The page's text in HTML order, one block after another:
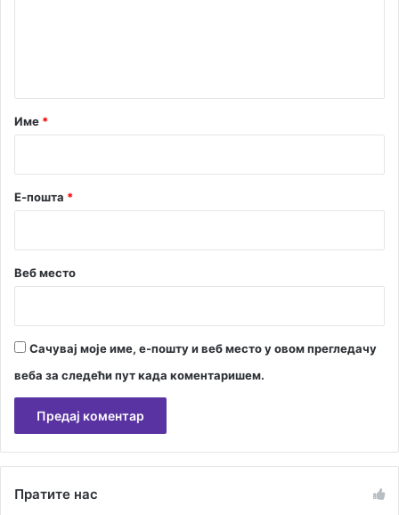
р
Име *
Е-пошта *
Веб место
Сачувај моје име, е-пошту и веб место у овом прегледачу
веба за следећи пут када коментаришем.
тПратите нас